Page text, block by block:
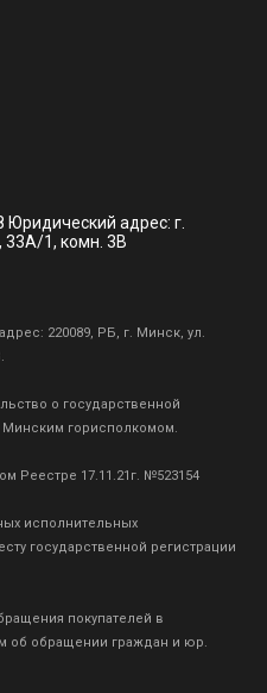
Юридический адрес: г.
33А/1, комн. 3В
220089, РБ, г. Минск, ул.
о государственной
Минским горисполкомом.
Реестре 17.11.21г. №523154
исполнительных
государственной регистрации
покупателей в
об обращении граждан и юр.